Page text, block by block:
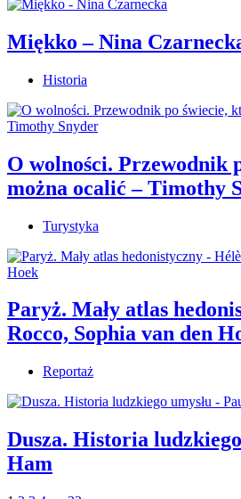
Miękko – Nina
Historia
O wolności. Przewodnik
można ocalić – Timothy
Turystyka
Paryż. Mały atlas
Rocco, Sophia van den
Reportaż
Dusza. Historia
Ham